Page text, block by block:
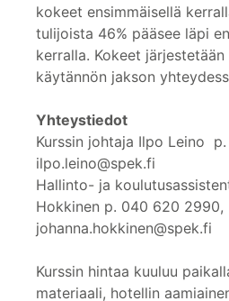
kokeet ensimmäisellä
tulijoista 46% pääsee läpi
kerralla. Kokeet
käytännön jakson
Yhteystiedot
Kurssin johtaja Ilpo Leino
ilpo.leino@spek.fi
Hallinto- ja
Hokkinen p. 040 620 2990,
johanna.hokkinen@spek.fi
Kurssin hintaa kuuluu
materiaali, hotellin